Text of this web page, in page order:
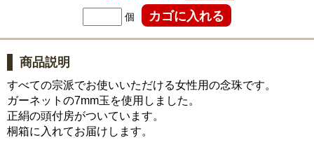
個
商品説明
すべての宗派でお使いいただける女性用の念珠です。
ガーネットの7mm玉を使用しました。
正絹の頭付房がついています。
桐箱に入れてお届けします。